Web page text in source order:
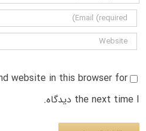
website in this browser for
the next time I دیدگاه.